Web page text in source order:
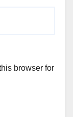
browser for